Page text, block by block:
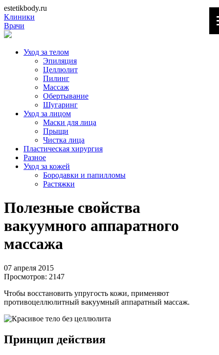
estetikbody.ru
Клиники
Врачи
Уход за телом
Эпиляция
Целлюлит
Пилинг
Массаж
Обертывание
Шугаринг
Уход за лицом
Маски для лица
Прыщи
Чистка лица
Пластическая хирургия
Разное
Уход за кожей
Бородавки и папилломы
Растяжки
Полезные свойства
вакуумного аппаратного
массажа
07 апреля 2015
Просмотров: 2147
Чтобы восстановить упругость кожи, применяют
противоцеллюлитный вакуумный аппаратный массаж.
Принцип действия